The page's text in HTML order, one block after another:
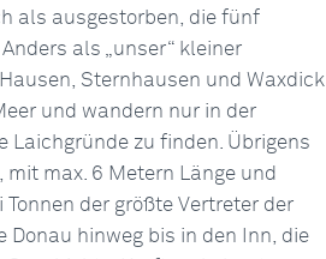
als ausgestorben, die fünf
als „unser“ kleiner
Sternhausen und Waxdick
und wandern nur in der
zu finden. Übrigens
max. 6 Metern Länge und
der größte Vertreter der
Donau hinweg bis in den Inn, die